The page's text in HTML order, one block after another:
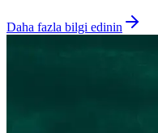
Daha fazla bilgi edinin